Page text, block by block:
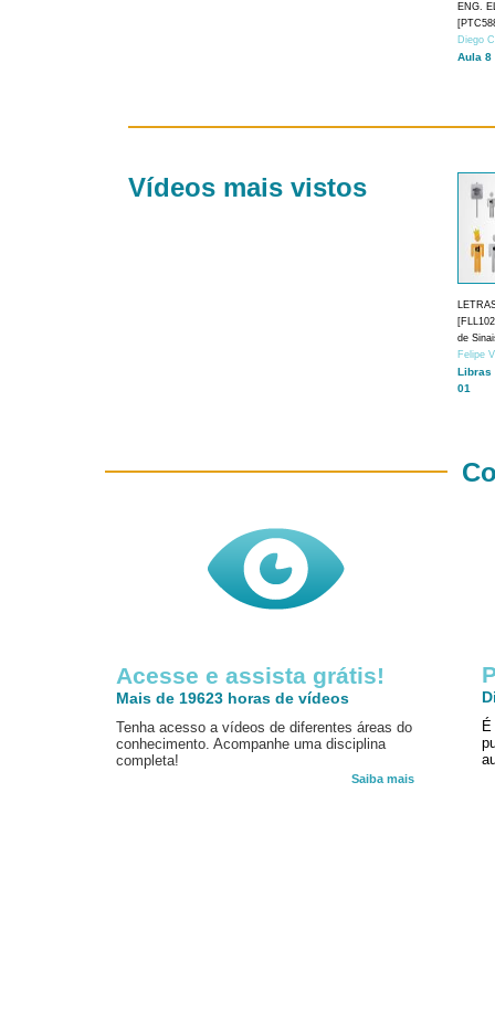
ENG.
Diego
Aula 8
Vídeos mais vistos
de
Felipe
Libras
01
Acesse e assista grátis!
Mais de 19623 horas de vídeos
Tenha acesso a vídeos de diferentes áreas do
conhecimento. Acompanhe uma disciplina
completa!
Saiba mais